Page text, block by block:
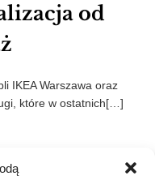
od
IKEA Warszawa oraz
które w ostatnich[…]